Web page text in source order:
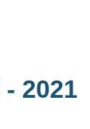
- 2021